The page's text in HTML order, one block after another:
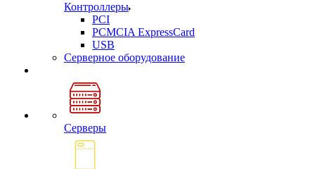
Контроллеры
PCI
PCMCIA ExpressCard
USB
Cерверное оборудование
Серверы